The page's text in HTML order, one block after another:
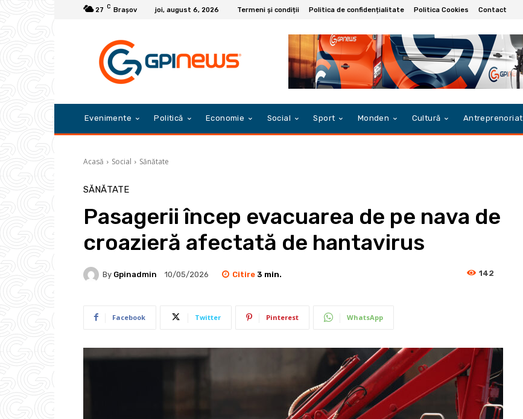
27 C Braşov joi, august 6, 2026 Termeni și condiții Politica de confidențialitate Politica Cookies Contact
Evenimente Politică Economie Social Sport Monden Cultură Antreprenoriat
Acasă Social Sănătate
SĂNĂTATE
Pasagerii încep evacuarea de pe nava de
croazieră afectată de hantavirus
By Gpinadmin 10/05/2026 Citire 3 min. 142
Facebook Twitter Pinterest WhatsApp